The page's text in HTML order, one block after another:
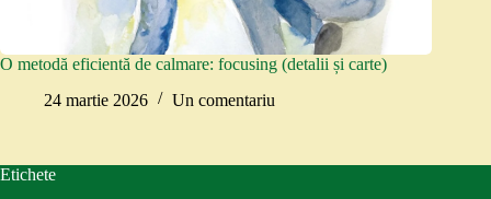
O metodă eficientă de calmare: focusing (detalii și carte)
24 martie 2026
Un comentariu
Etichete